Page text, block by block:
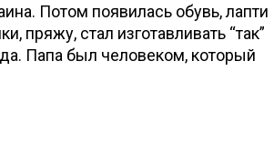
Потом появилась обувь, лапти
пряжу, стал изготавливать “такә”
Папа был человеком, который